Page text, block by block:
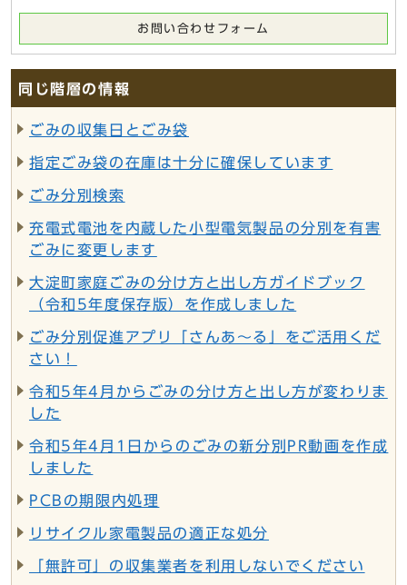
お問い合わせフォーム
同じ階層の情報
ごみの収集日とごみ袋
指定ごみ袋の在庫は十分に確保しています
ごみ分別検索
充電式電池を内蔵した小型電気製品の分別を有害
ごみに変更します
大淀町家庭ごみの分け方と出し方ガイドブック
（令和5年度保存版）を作成しました
ごみ分別促進アプリ「さんあ～る」をご活用くだ
さい！
令和5年4月からごみの分け方と出し方が変わりま
した
令和5年4月1日からのごみの新分別PR動画を作成
しました
PCBの期限内処理
リサイクル家電製品の適正な処分
「無許可」の収集業者を利用しないでください